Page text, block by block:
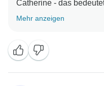
Catherine - das
so froh, dass Sie die
wissen, wie gerne ich
mich schon auf unser
Abenteuer!
Mehr anzeigen